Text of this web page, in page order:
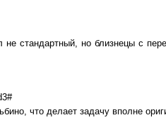
стандартный, но близнецы с
что делает задачу вполне